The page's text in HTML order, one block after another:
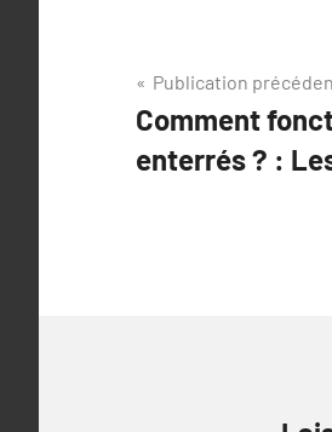
Navigation
de
l’article
Publication
Comment
enterrés ? :